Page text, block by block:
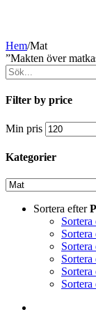
Hem/Mat
”Makten över
Filter by price
Min pris
Kategorier
Sortera efter
Sortera
Sortera
Sortera
Sortera
Sortera
Sortera